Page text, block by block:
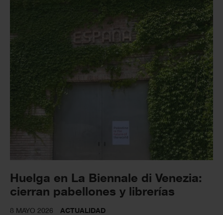
Huelga en La Biennale di Venezia:
cierran pabellones y librerías
8 MAYO 2026 ACTUALIDAD